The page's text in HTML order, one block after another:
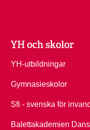
YH och skolor
YH-utbildningar
Gymnasieskolor
Sfi - svenska för
Balettakademien